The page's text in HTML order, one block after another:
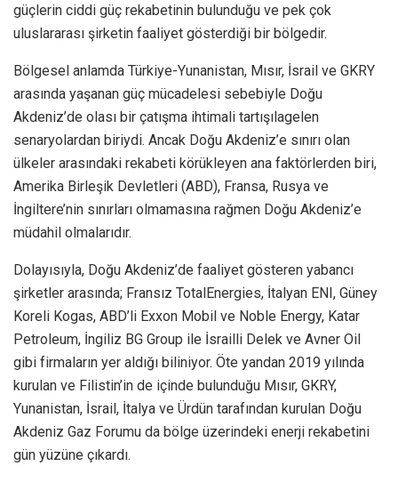
güçlerin ciddi güç rekabetinin bulunduğu ve pek çok
uluslararası şirketin faaliyet gösterdiği bir bölgedir.
Bölgesel anlamda Türkiye-Yunanistan, Mısır, İsrail ve GKRY
arasında yaşanan güç mücadelesi sebebiyle Doğu
Akdeniz’de olası bir çatışma ihtimali tartışılagelen
senaryolardan biriydi. Ancak Doğu Akdeniz’e sınırı olan
ülkeler arasındaki rekabeti körükleyen ana faktörlerden biri,
Amerika Birleşik Devletleri (ABD), Fransa, Rusya ve
İngiltere’nin sınırları olmamasına rağmen Doğu Akdeniz’e
müdahil olmalarıdır.
Dolayısıyla, Doğu Akdeniz’de faaliyet gösteren yabancı
şirketler arasında; Fransız TotalEnergies, İtalyan ENI, Güney
Koreli Kogas, ABD’li Exxon Mobil ve Noble Energy, Katar
Petroleum, İngiliz BG Group ile İsrailli Delek ve Avner Oil
gibi firmaların yer aldığı biliniyor. Öte yandan 2019 yılında
kurulan ve Filistin’in de içinde bulunduğu Mısır, GKRY,
Yunanistan, İsrail, İtalya ve Ürdün tarafından kurulan Doğu
Akdeniz Gaz Forumu da bölge üzerindeki enerji rekabetini
gün yüzüne çıkardı.